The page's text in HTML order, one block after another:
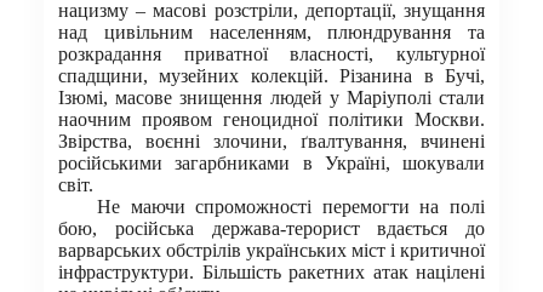
нацизму – масові розстріли, депортації, знущання
над цивільним населенням, плюндрування та
розкрадання приватної власності, культурної
спадщини, музейних колекцій. Різанина в Бучі,
Ізюмі, масове знищення людей у Маріуполі стали
наочним проявом геноцидної політики Москви.
Звірства, воєнні злочини, ґвалтування, вчинені
російськими загарбниками в Україні, шокували
світ.
Не маючи спроможності перемогти на полі
бою, російська держава-терорист вдається до
варварських обстрілів українських міст і критичної
інфраструктури. Більшість ракетних атак націлені